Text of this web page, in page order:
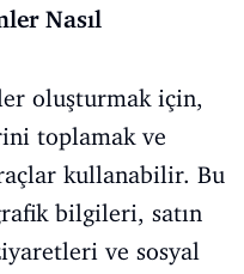
Nasıl
oluşturmak için,
toplamak ve
kullanabilir. Bu
bilgileri, satın
ve sosyal